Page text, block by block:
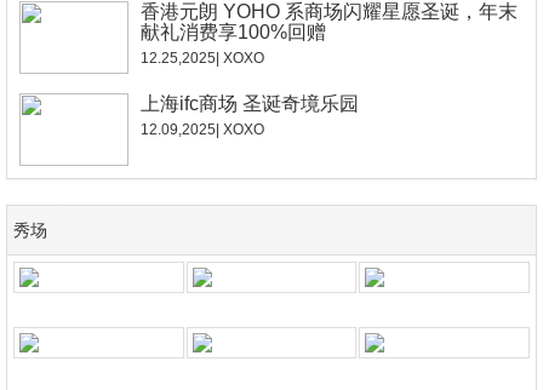
香港元朗 YOHO 系商场闪耀星愿圣诞，年末
献礼消费享100%回赠
12.25,2025| XOXO
上海ifc商场 圣诞奇境乐园
12.09,2025| XOXO
秀场